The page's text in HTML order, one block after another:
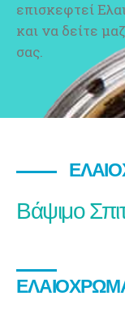
επισκεφτεί
και να δείτε
σας.
Βάψιμο